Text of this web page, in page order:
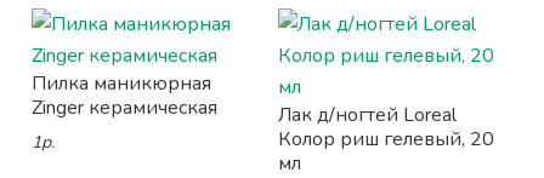
Пилка маникюрная
Zinger керамическая
1р.
Лак д/ногтей Loreal
Колор риш гелевый, 20
мл